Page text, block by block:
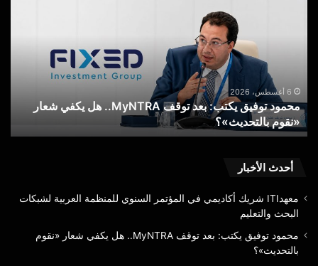
محمود توفيق يكتب: بعد توقف MyNTRA.. هل يكفي شعار
كفاءته
في
الاستعلام
خطوط
أحدث الأخبار
معهدITI شريك أكاديمي في المؤتمر السنوي للمنظمة العربية لشبكات
البحث والتعليم
محمود توفيق يكتب: بعد توقف MyNTRA.. هل يكفي شعار «نقوم
بالتحديث»؟